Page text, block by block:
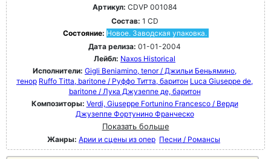
Артикул: CDVP 001084
Состав: 1 CD
Состояние: Новое. Заводская упаковка.
Дата релиза: 01-01-2004
Лейбл: Naxos Historical
Исполнители: Gigli Beniamino, tenor / Джильи Беньямино,
тенор Ruffo Titta, baritone / Руффо Титта, баритон Luca Giuseppe de,
baritone / Лука Джузеппе де, баритон
Композиторы: Verdi, Giuseppe Fortunino Francesco / Верди
Джузеппе Фортунино Франческо
Показать больше
Жанры: Арии и сцены из опер Песни / Романсы